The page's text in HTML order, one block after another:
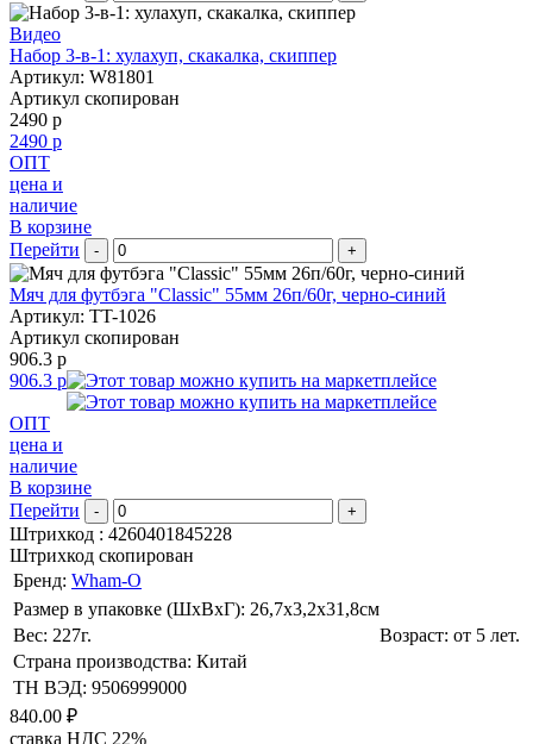
Видео
Набор 3-в-1: хулахуп, скакалка, скиппер
Артикул: W81801
Артикул скопирован
2490 р
2490 р
ОПТ
цена и
наличие
В корзине
Перейти
- +
Мяч для футбэга "Classic" 55мм 26п/60г, черно-синий
Артикул: TT-1026
Артикул скопирован
906.3 р
906.3 р
ОПТ
цена и
наличие
В корзине
Перейти
- +
Штрихкод : 4260401845228
Штрихкод скопирован
Бренд: Wham-O
Размер в упаковке (ШхВxГ): 26,7х3,2х31,8cм
Вес: 227г.
Возраст: от 5 лет.
Страна производства: Китай
ТН ВЭД: 9506999000
840.00 ₽
ставка НДС 22%